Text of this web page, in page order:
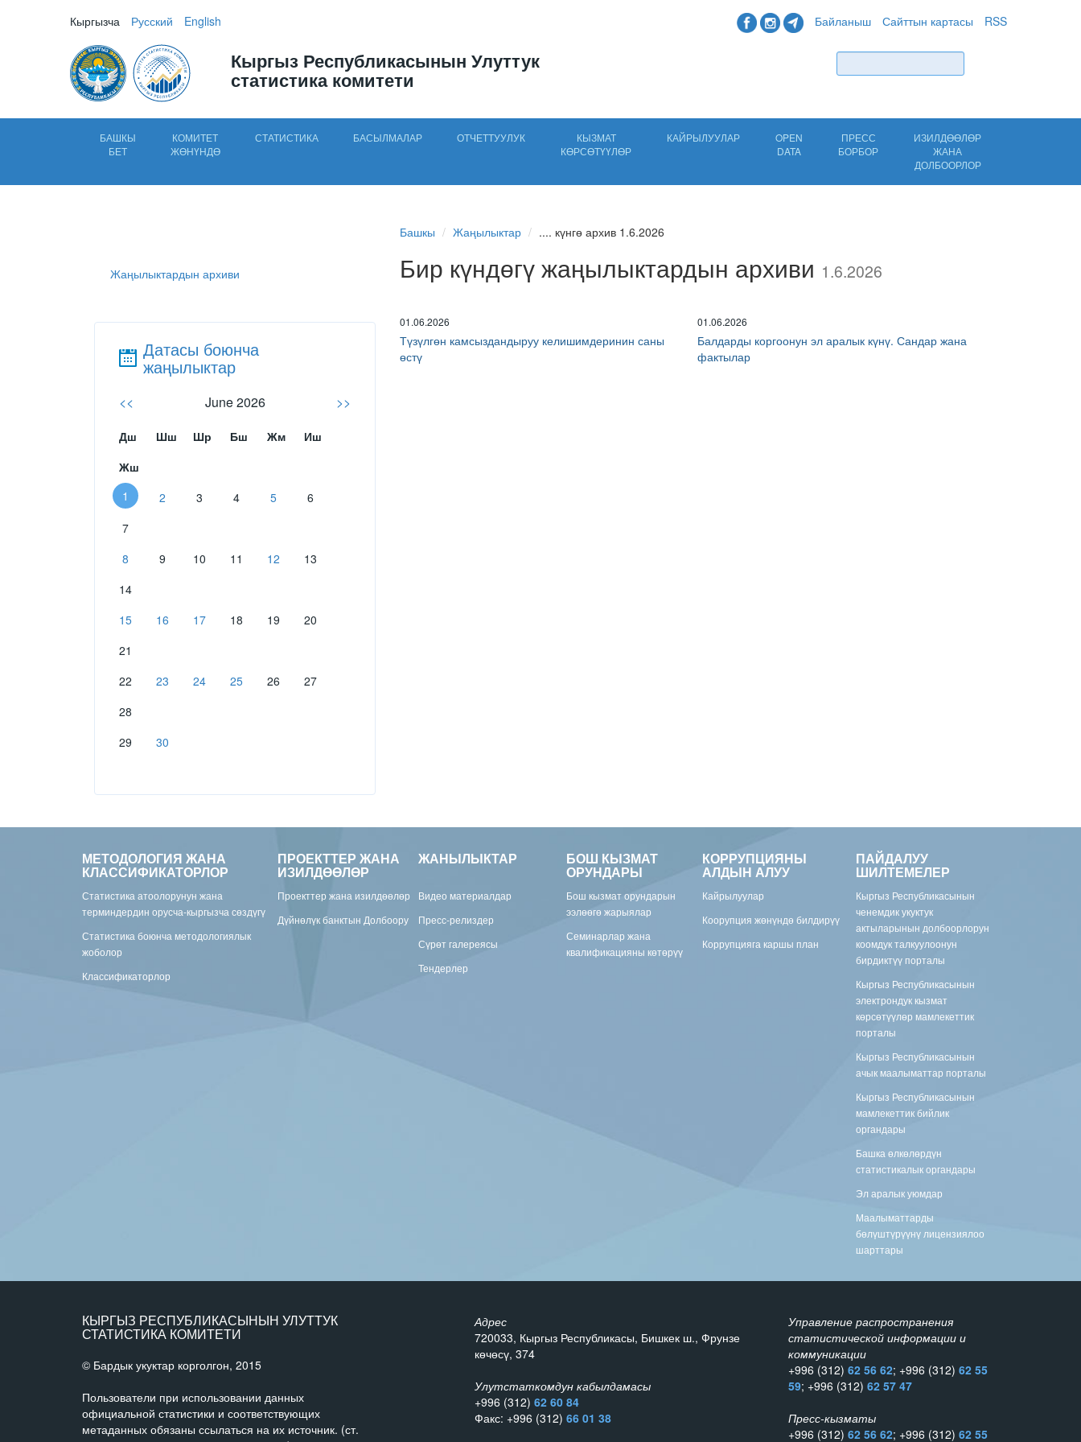
Кыргызча Русский English Байланыш Сайттын картасы RSS
Кыргыз Республикасынын Улуттук
статистика комитети
БАШКЫ
БЕТ
КОМИТЕТ
ЖӨНҮНДӨ
СТАТИСТИКА БАСЫЛМАЛАР ОТЧЕТТУУЛУК
КЫЗМАТ
КӨРСӨТҮҮЛӨР
КАЙРЫЛУУЛАР
OPEN
DATA
ПРЕСС
БОРБОР
ИЗИЛДӨӨЛӨР
ЖАНА
ДОЛБООРЛОР
Жаңылыктардын архиви
Датасы боюнча
жаңылыктар
<< June 2026 >>
Дш Шш Шр Бш Жм
Иш
Жш
1
2 3 4 5
6
7
8
9 10 11 12
13
14
15
16 17 18 19
20
21
22
23 24 25 26
27
28
29
30
Башкы Жаңылыктар .... күнгө архив 1.6.2026
Бир күндөгү жаңылыктардын архиви 1.6.2026
01.06.2026
Түзүлгөн камсыздандыруу келишимдеринин саны
өстү
01.06.2026
Балдарды коргоонун эл аралык күнү. Сандар жана
фактылар
МЕТОДОЛОГИЯ ЖАНА
КЛАССИФИКАТОРЛОР
Статистика атоолорунун жана
терминдердин орусча-кыргызча сөздүгү
Статистика боюнча методологиялык
жоболор
Классификаторлор
ПРОЕКТТЕР ЖАНА
ИЗИЛДӨӨЛӨР
Проекттер жана изилдөөлөр
Дүйнөлүк банктын Долбоору
ЖАНЫЛЫКТАР
Видео материалдар
Пресс-релиздер
Сүрөт галереясы
Тендерлер
БОШ КЫЗМАТ
ОРУНДАРЫ
Бош кызмат орундарын
ээлөөгө жарыялар
Семинарлар жана
квалификацияны көтөрүү
КОРРУПЦИЯНЫ
АЛДЫН АЛУУ
Кайрылуулар
Коорупция жөнүндө билдирүү
Коррупцияга каршы план
ПАЙДАЛУУ
ШИЛТЕМЕЛЕР
Кыргыз Республикасынын
ченемдик укуктук
актыларынын долбоорлорун
коомдук талкуулоонун
бирдиктүү порталы
Кыргыз Республикасынын
электрондук кызмат
көрсөтүүлөр мамлекеттик
порталы
Кыргыз Республикасынын
ачык маалыматтар порталы
Кыргыз Республикасынын
мамлекеттик бийлик
органдары
Башка өлкөлөрдүн
статистикалык органдары
Эл аралык уюмдар
Маалыматтарды
бөлүштүрүүнү лицензиялоо
шарттары
КЫРГЫЗ РЕСПУБЛИКАСЫНЫН УЛУТТУК
СТАТИСТИКА КОМИТЕТИ
© Бардык укуктар корголгон, 2015
Пользователи при использовании данных
официальной статистики и соответствующих
метаданных обязаны ссылаться на их источник. (ст.
Адрес
720033, Кыргыз Республикасы, Бишкек ш., Фрунзе
көчөсү, 374
Улутстаткомдун кабылдамасы
+996 (312) 62 60 84
Факс: +996 (312) 66 01 38
Управление распространения
статистической информации и
коммуникации
+996 (312) 62 56 62; +996 (312) 62 55
59; +996 (312) 62 57 47
Пресс-кызматы
+996 (312) 62 56 62; +996 (312) 62 55